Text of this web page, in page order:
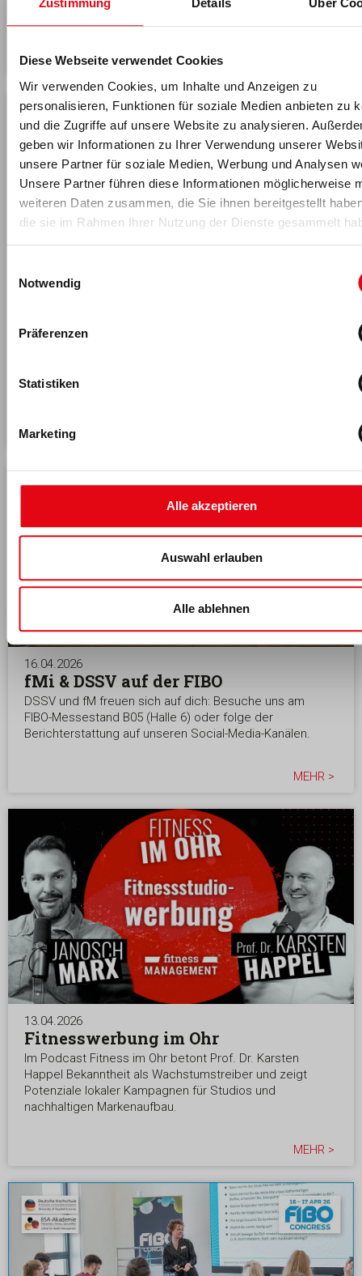
Zustimmung Details Über
Diese Webseite verwendet Cookies
Wir verwenden Cookies, um Inhalte und Anzeigen zu
personalisieren, Funktionen für soziale Medien anbieten zu
und die Zugriffe auf unsere Website zu analysieren.
geben wir Informationen zu Ihrer Verwendung unserer
unsere Partner für soziale Medien, Werbung und Analysen
Unsere Partner führen diese Informationen möglicherweise
weiteren Daten zusammen, die Sie ihnen bereitgestellt
die sie im Rahmen Ihrer Nutzung der Dienste gesammelt
Notwendig
Präferenzen
Statistiken
Marketing
Alle akzeptieren
Auswahl erlauben
Alle ablehnen
In der neuen Podcastfolge analysiert Herman Rutgers
bei Mitgliederbindung.
16.04.2026
fMi & DSSV auf der FIBO
DSSV und fM freuen sich auf dich: Besuche uns am
FIBO-Messestand B05 (Halle 6) oder folge der
Berichterstattung auf unseren Social-Media-Kanälen.
MEHR >
13.04.2026
Fitnesswerbung im Ohr
Im Podcast Fitness im Ohr betont Prof. Dr. Karsten
Happel Bekanntheit als Wachstumstreiber und zeigt
Potenziale lokaler Kampagnen für Studios und
nachhaltigen Markenaufbau.
MEHR >